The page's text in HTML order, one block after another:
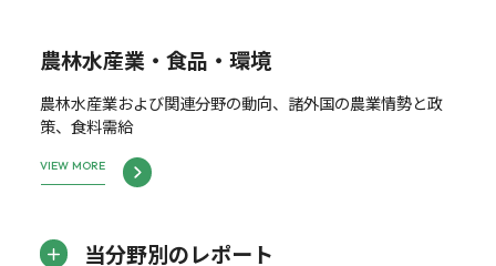
農林水産業・食品・環境
農林水産業および関連分野の動向、諸外国の農業情勢と政
策、食料需給
VIEW MORE
当分野別のレポート